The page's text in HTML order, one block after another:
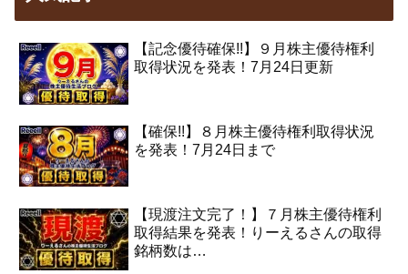
【記念優待確保!!】９月株主優待権利
取得状況を発表！7月24日更新
【確保!!】８月株主優待権利取得状況
を発表！7月24日まで
【現渡注文完了！】７月株主優待権利
取得結果を発表！りーえるさんの取得
銘柄数は…